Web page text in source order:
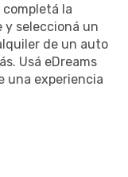
la
y seleccioná un
de un auto
Usá eDreams
una experiencia